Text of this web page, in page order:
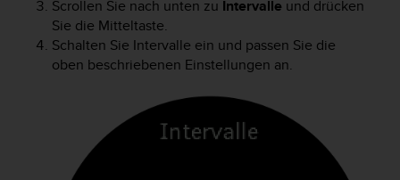
Scrollen Sie nach unten zu Intervalle und drücken
Sie die Mitteltaste.
Schalten Sie Intervalle ein und passen Sie die
oben beschriebenen Einstellungen an.